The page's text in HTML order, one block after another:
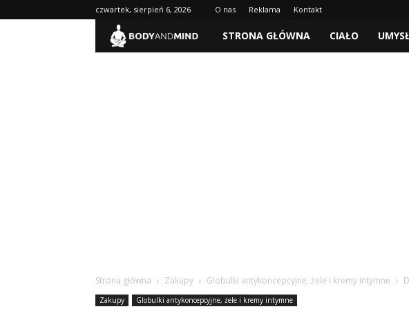
czwartek, sierpień 6, 2026 O nas Reklama Kontakt
BodyAndMind.pl
STRONA GŁÓWNA CIAŁO
Strona główna Zakupy Globulki antykoncepcyjne, żele i kremy intymne
Zakupy Globulki antykoncepcyjne, żele i kremy intymne